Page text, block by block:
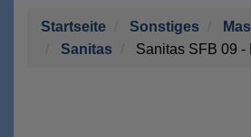
Startseite Sonstiges
Sanitas
Sanitas SFB 09 -